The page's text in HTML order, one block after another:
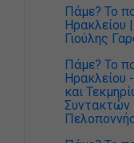
Πάμε? Το
Ηρακλείου
Γιούλης
Πάμε? Το
Ηρακλείου
και
Συντακτών